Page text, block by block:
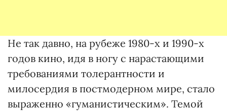
Не так давно, на рубеже 1980-х и 1990-х
годов кино, идя в ногу с нарастающими
требованиями толерантности и
милосердия в постмодерном мире, стало
выраженно «гуманистическим». Темой